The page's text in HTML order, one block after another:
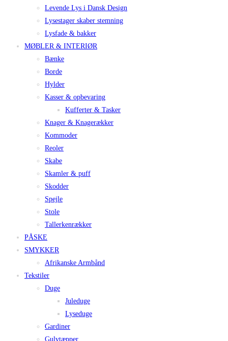
Levende Lys i Dansk Design
Lysestager skaber stemning
Lysfade & bakker
MØBLER & INTERIØR
Bænke
Borde
Hylder
Kasser & opbevaring
Kufferter & Tasker
Knager & Knagerækker
Kommoder
Reoler
Skabe
Skamler & puff
Skodder
Spejle
Stole
Tallerkenrækker
PÅSKE
SMYKKER
Afrikanske Armbånd
Tekstiler
Duge
Juleduge
Lyseduge
Gardiner
Gulvtæpper